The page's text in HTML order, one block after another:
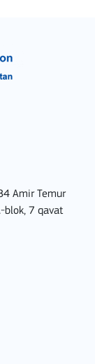
Amir Temur
blok, 7 qavat